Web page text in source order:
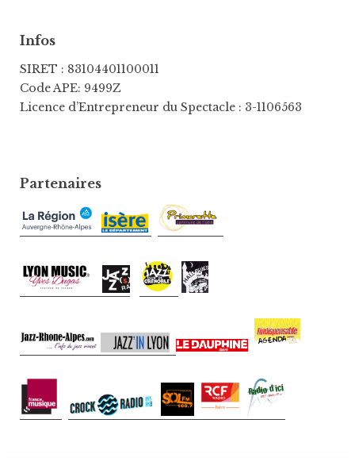
Infos
SIRET : 83104401100011
Code APE: 9499Z
Licence d’Entrepreneur du Spectacle : 3-1106563
Partenaires